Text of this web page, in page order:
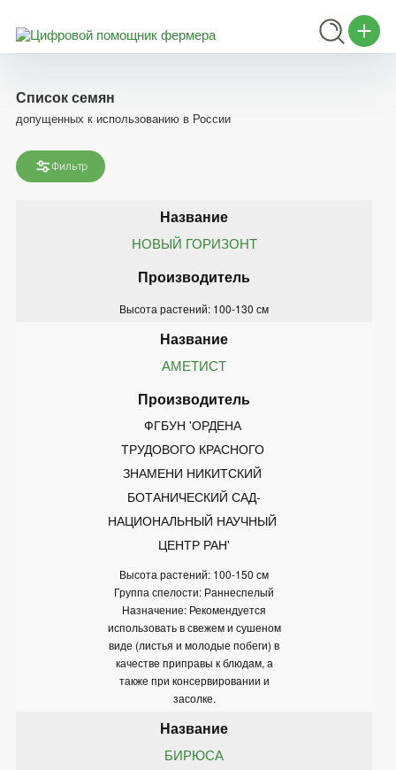
Список семян
допущенных к использованию в России
Фильтр
НОВЫЙ ГОРИЗОНТ
Высота растений: 100-130 см
АМЕТИСТ
ФГБУН 'ОРДЕНА
ТРУДОВОГО КРАСНОГО
ЗНАМЕНИ НИКИТСКИЙ
БОТАНИЧЕСКИЙ САД-
НАЦИОНАЛЬНЫЙ НАУЧНЫЙ
ЦЕНТР РАН'
Высота растений: 100-150 см
Группа спелости: Раннеспелый
Назначение: Рекомендуется
использовать в свежем и сушеном
виде (листья и молодые побеги) в
качестве приправы к блюдам, а
также при консервировании и
засолке.
БИРЮСА